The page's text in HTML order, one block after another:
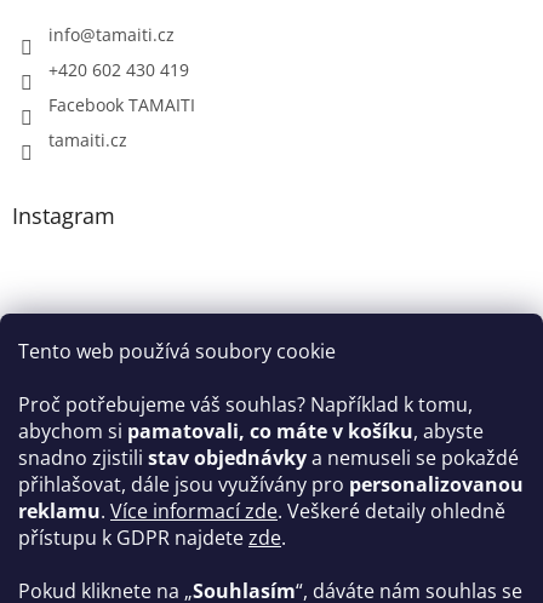
Tento web používá soubory cookie
Proč potřebujeme váš souhlas? Například k tomu,
abychom si pamatovali, co máte v košíku, abyste
snadno zjistili stav objednávkya nemuseli se pokaždé
přihlašovat, dále jsou využívány pro personalizovanou
reklamu. Více informací zde. Veškeré detaily ohledně
přístupu k GDPR najdetezde.
Pokud kliknete na „Souhlasím“, dáváte nám souhlas se
info@tamaiti.cz
+420 602 430 419
Facebook TAMAITI
tamaiti.cz
Instagram
Sledovat na Instagramu
Facebook